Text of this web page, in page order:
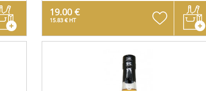
19.00 €
15.83 € HT